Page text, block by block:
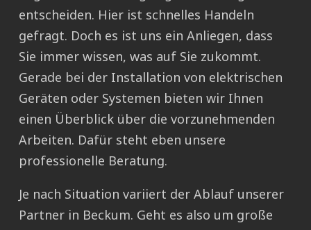
entscheiden. Hier ist schnelles Handeln
gefragt. Doch es ist uns ein Anliegen, dass
Sie immer wissen, was auf Sie zukommt.
Gerade bei der Installation von elektrischen
Geräten oder Systemen bieten wir Ihnen
einen Überblick über die vorzunehmenden
Arbeiten. Dafür steht eben unsere
professionelle Beratung.
Je nach Situation variiert der Ablauf unserer
Partner in Beckum. Geht es also um große